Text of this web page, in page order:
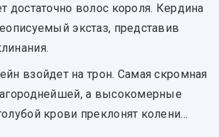
достаточно волос короля. Кердина
экстаз, представив
взойдет на трон. Самая скромная
а высокомерные
крови преклонят колени...